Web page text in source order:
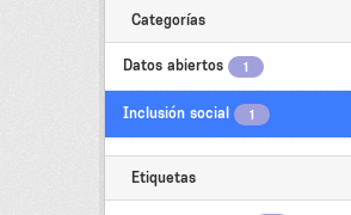
Categorías
Datos abiertos 1
Inclusión social 1
Etiquetas